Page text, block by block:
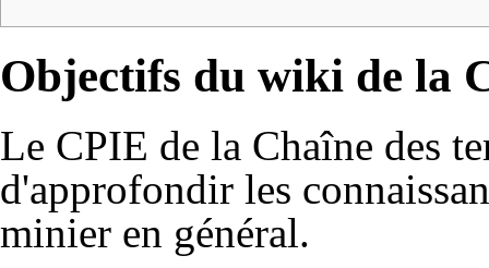
Objectifs du wiki de la
Le CPIE de la Chaîne des
d'approfondir les
minier en général.